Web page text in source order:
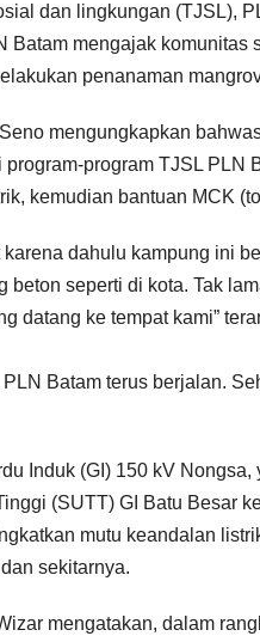
dan lingkungan (TJSL),
Batam mengajak
penanaman
mengungkapkan
program TJSL
kemudian bantuan MCK
dahulu kampung ini
beton seperti di kota. Tak
datang ke tempat kami”
Batam terus berjalan.
Induk (GI) 150 kV
(SUTT) GI Batu Besar
mutu keandalan
sekitarnya.
mengatakan, dalam